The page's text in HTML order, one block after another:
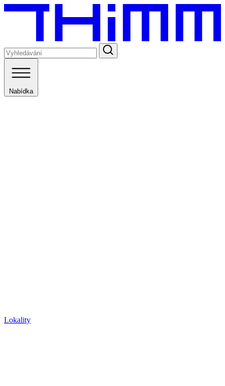
Nabídka
Lokality